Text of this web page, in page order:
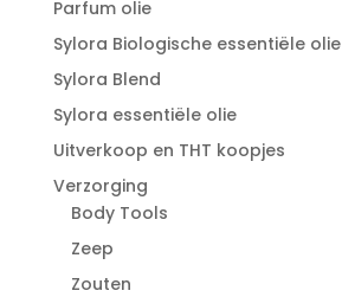
Parfum olie
Sylora Biologische essentiële olie
Sylora Blend
Sylora essentiële olie
Uitverkoop en THT koopjes
Verzorging
Body Tools
Zeep
Zouten